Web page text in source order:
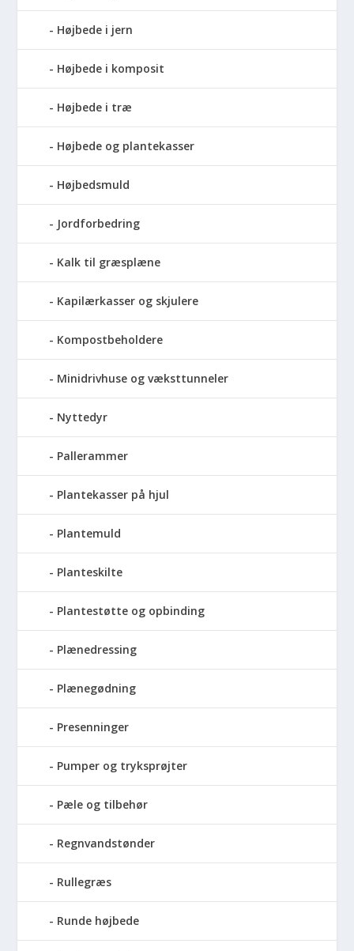
Højbede i jern
Højbede i komposit
Højbede i træ
Højbede og plantekasser
Højbedsmuld
Jordforbedring
Kalk til græsplæne
Kapilærkasser og skjulere
Kompostbeholdere
Minidrivhuse og væksttunneler
Nyttedyr
Pallerammer
Plantekasser på hjul
Plantemuld
Planteskilte
Plantestøtte og opbinding
Plænedressing
Plænegødning
Presenninger
Pumper og tryksprøjter
Pæle og tilbehør
Regnvandstønder
Rullegræs
Runde højbede